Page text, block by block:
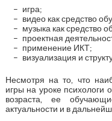
игра;
видео как средство
музыка как средство
проектная
применение ИКТ;
визуализация и
Несмотря на то, что
игры на уроке психологи
возраста, ее
актуальности и в